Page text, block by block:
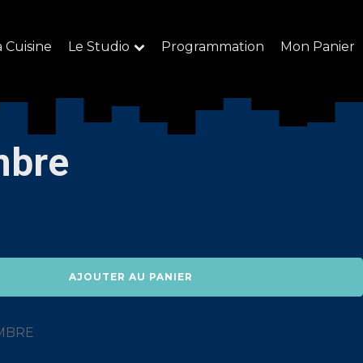
Cuisine Le Studio Programmation Mon Panier
AJOUTER AU PANIER